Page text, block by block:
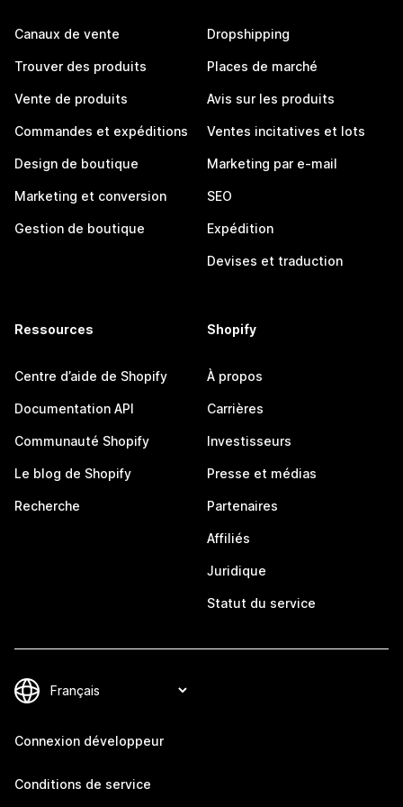
Canaux de vente
Trouver des produits
Vente de produits
Commandes et expéditions
Design de boutique
Marketing et conversion
Gestion de boutique
Dropshipping
Places de marché
Avis sur les produits
Ventes incitatives et lots
Marketing par e-mail
SEO
Expédition
Devises et traduction
Ressources
Centre d’aide de Shopify
Documentation API
Communauté Shopify
Le blog de Shopify
Recherche
Shopify
À propos
Carrières
Investisseurs
Presse et médias
Partenaires
Affiliés
Juridique
Statut du service
Connexion développeur
Conditions de service